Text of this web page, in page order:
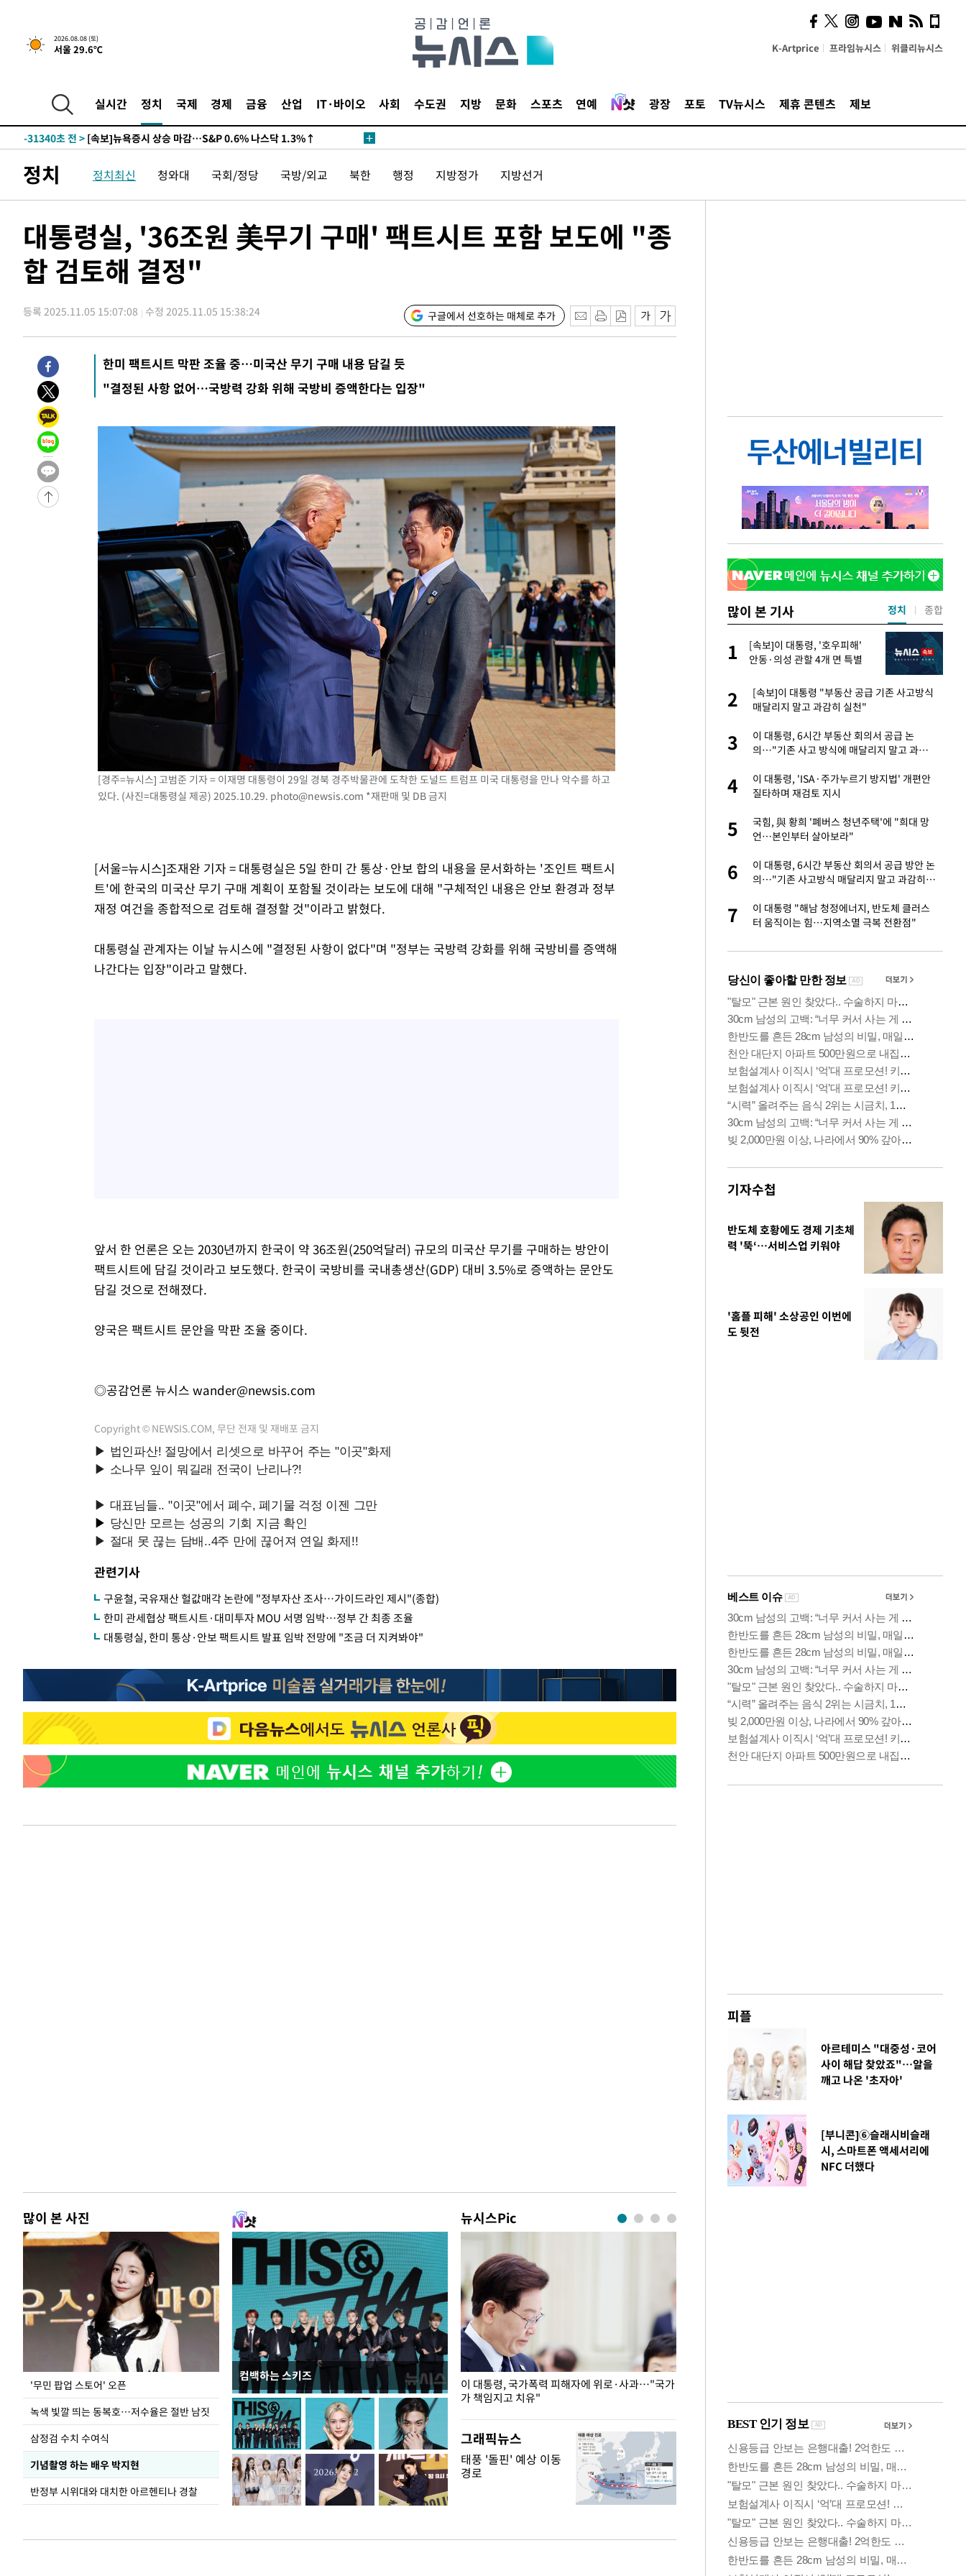
2026.08.08 (토)
서울 29.6℃ K-Artprice 프라임뉴시스 위클리뉴시스
실시간 정치 국제 경제 금융 산업 IT·바이오 사회 수도권 지방 문화 스포츠 연예 광장 포토 TV뉴시스 제휴 콘텐츠 제보
-31340초 전 > [속보]뉴욕증시 상승 마감…S&P 0.6% 나스닥 1.3%↑
정치 정치최신 청와대 국회/정당 국방/외교 북한 행정 지방정가 지방선거
대통령실, '36조원 美무기 구매' 팩트시트 포함 보도에 "종
합 검토해 결정"
등록 2025.11.05 15:07:08 수정 2025.11.05 15:38:24 구글에서 선호하는 매체로 추가
한미 팩트시트 막판 조율 중…미국산 무기 구매 내용 담길 듯
"결정된 사항 없어…국방력 강화 위해 국방비 증액한다는 입장"
[경주=뉴시스] 고범준 기자 = 이재명 대통령이 29일 경북 경주박물관에 도착한 도널드 트럼프 미국 대통령을 만나 악수를 하고
있다. (사진=대통령실 제공) 2025.10.29. photo@newsis.com *재판매 및 DB 금지
[서울=뉴시스]조재완 기자 = 대통령실은 5일 한미 간 통상·안보 합의 내용을 문서화하는 '조인트 팩트시
트'에 한국의 미국산 무기 구매 계획이 포함될 것이라는 보도에 대해 "구체적인 내용은 안보 환경과 정부
재정 여건을 종합적으로 검토해 결정할 것"이라고 밝혔다.
대통령실 관계자는 이날 뉴시스에 "결정된 사항이 없다"며 "정부는 국방력 강화를 위해 국방비를 증액해
나간다는 입장"이라고 말했다.
앞서 한 언론은 오는 2030년까지 한국이 약 36조원(250억달러) 규모의 미국산 무기를 구매하는 방안이
팩트시트에 담길 것이라고 보도했다. 한국이 국방비를 국내총생산(GDP) 대비 3.5%로 증액하는 문안도
담길 것으로 전해졌다.
양국은 팩트시트 문안을 막판 조율 중이다.
◎공감언론 뉴시스 wander@newsis.com
Copyright © NEWSIS.COM, 무단 전재 및 재배포 금지
관련기사
구윤철, 국유재산 헐값매각 논란에 "정부자산 조사…가이드라인 제시"(종합)
한미 관세협상 팩트시트·대미투자 MOU 서명 임박…정부 간 최종 조율
대통령실, 한미 통상·안보 팩트시트 발표 임박 전망에 "조금 더 지켜봐야"
많이 본 사진
'무민 팝업 스토어' 오픈
녹색 빛깔 띄는 동복호…저수율은 절반 남짓
삼정검 수치 수여식
기념촬영 하는 배우 박지현
반정부 시위대와 대치한 아르헨티나 경찰
컴백하는 스키즈
뉴시스Pic
지석천 뒤덮은 개구리밥
이 대통령, 국가폭력 피해자에 위로·사과…"국가
가 책임지고 치유"
그래픽뉴스
태풍 '돌핀' 예상 이동
경로
많이 본 기사
1
홍서범♥조갑경, 아들 불륜 사
과 후 근황…밝은 미소
2
[단독]인천 부평구 아파트서 10대가 40대 친
모 살해
3
'서준맘' 박세미, 연하 남자친구와 열애 "결혼
생각도"
4
[속보]이 대통령, '호우피해' 안동·의성 관할
6
이 대통령, 6시간 부동산 회의서 공급 논
의…"기존 사고 방식에 매달리지 말고 과감
히 실천"(종합)
1
[속보]이 대통령, '호우피해'
안동·의성 관할 4개 면 특별
2
[속보]이 대통령 "부동산 공급 기존 사고방식
매달리지 말고 과감히 실천"
3
이 대통령, 6시간 부동산 회의서 공급 논
의…"기존 사고 방식에 매달리지 말고 과감
4
이 대통령, 'ISA·주가누르기 방지법' 개편안
질타하며 재검토 지시
5
국힘, 與 황희 '폐버스 청년주택'에 "희대 망
언…본인부터 살아보라"
6
이 대통령, 6시간 부동산 회의서 공급 방안 논
의…"기존 사고방식 매달리지 말고 과감히
7
이 대통령 "해남 청정에너지, 반도체 클러스
터 움직이는 힘…지역소멸 극복 전환점"
정치 종합
기자수첩
반도체 호황에도 경제 기초체
력 '뚝‘…서비스업 키워야
'홈플 피해' 소상공인 이번에
도 뒷전
피플
아르테미스 "대중성·코어
사이 해답 찾았죠"…알을
깨고 나온 '초자아'
[부니콘]⑥슬래시비슬래
시, 스마트폰 액세서리에
NFC 더했다